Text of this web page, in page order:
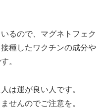
るので、マグネトフェク
種したワクチンの成分や
。
は運が良い人です。
せんのでご注意を。